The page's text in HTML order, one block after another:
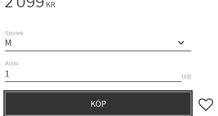
KR
Storlek
Antal
st
KÖP